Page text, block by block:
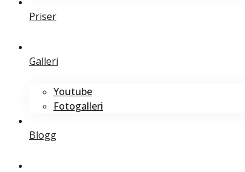
Priser
Galleri
Youtube
Fotogalleri
Blogg